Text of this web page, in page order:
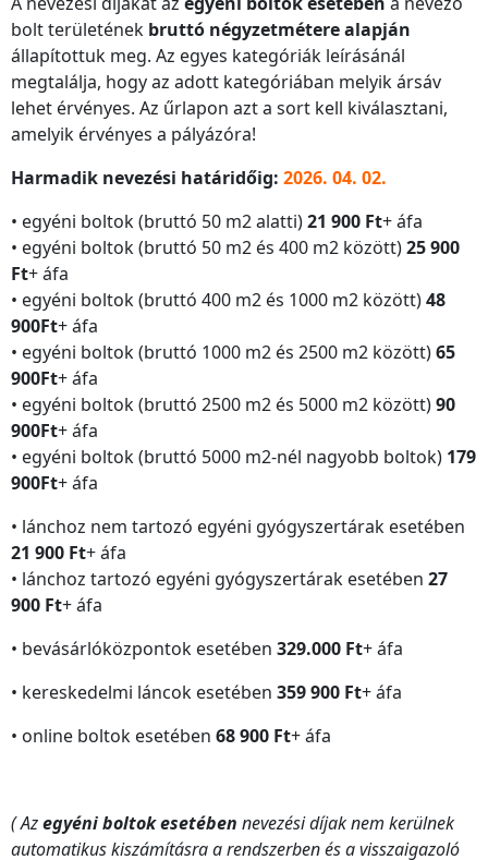
bolt területének bruttó négyzetmétere alapján
állapítottuk meg. Az egyes kategóriák leírásánál
megtalálja, hogy az adott kategóriában melyik ársáv
lehet érvényes. Az űrlapon azt a sort kell kiválasztani,
amelyik érvényes a pályázóra!
Harmadik nevezési határidőig: 2026. 04. 02.
• egyéni boltok (bruttó 50 m2 alatti)21 900 Ft+ áfa
• egyéni boltok (bruttó 50 m2 és 400 m2 között)25 900
Ft+ áfa
• egyéni boltok (bruttó 400 m2 és 1000 m2 között)48
900Ft+ áfa
• egyéni boltok (bruttó 1000 m2 és 2500 m2 között)65
900Ft+ áfa
• egyéni boltok (bruttó 2500 m2 és 5000 m2 között)90
900Ft+ áfa
• egyéni boltok (bruttó 5000 m2-nél nagyobb boltok) 179
900Ft+ áfa
• lánchoz nem tartozó egyéni gyógyszertárak esetében
21 900 Ft+ áfa
• lánchoz tartozó egyéni gyógyszertárak esetében 27
900 Ft+ áfa
• bevásárlóközpontok esetében 329.000 Ft+ áfa
• kereskedelmi láncok esetében 359 900 Ft+ áfa
• online boltok esetében 68 900 Ft+ áfa
( Azegyéni boltok esetében nevezési díjak nem kerülnek
automatikus kiszámításra a rendszerben és a visszaigazoló